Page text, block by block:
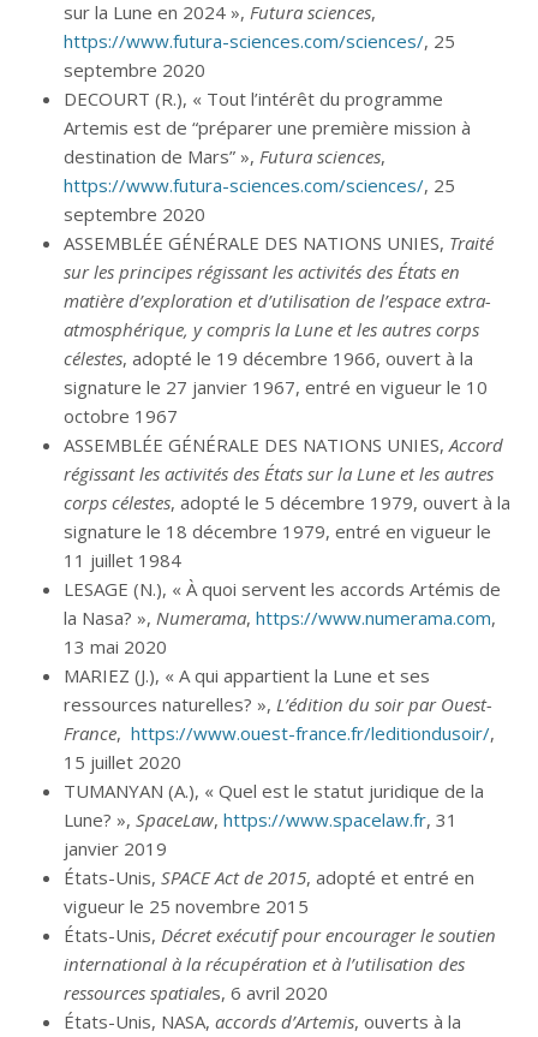
sur la Lune en 2024 », Futura sciences,
https://www.futura-sciences.com/sciences/, 25
septembre 2020
DECOURT (R.), « Tout l’intérêt du programme
Artemis est de “préparer une première mission à
destination de Mars” », Futura sciences,
https://www.futura-sciences.com/sciences/, 25
septembre 2020
ASSEMBLÉE GÉNÉRALE DES NATIONS UNIES, Traité
sur les principes régissant les activités des États en
matière d’exploration et d’utilisation de l’espace extra-
atmosphérique, y compris la Lune et les autres corps
célestes, adopté le 19 décembre 1966, ouvert à la
signature le 27 janvier 1967, entré en vigueur le 10
octobre 1967
ASSEMBLÉE GÉNÉRALE DES NATIONS UNIES,Accord
régissant les activités des États sur la Lune et les autres
corps célestes, adopté le 5 décembre 1979, ouvert à la
signature le 18 décembre 1979, entré en vigueur le
11 juillet 1984
LESAGE (N.), « À quoi servent les accords Artémis de
la Nasa? », Numerama, https://www.numerama.com,
13 mai 2020
MARIEZ (J.), « A qui appartient la Lune et ses
ressources naturelles? », L’édition du soir par Ouest-
France, https://www.ouest-france.fr/leditiondusoir/,
15 juillet 2020
TUMANYAN (A.), « Quel est le statut juridique de la
Lune? », SpaceLaw, https://www.spacelaw.fr, 31
janvier 2019
États-Unis, SPACE Act de 2015, adopté et entré en
vigueur le 25 novembre 2015
États-Unis, Décret exécutif pour encourager le soutien
international à la récupération et à l’utilisation des
ressources spatiales, 6 avril 2020
États-Unis, NASA, accords d’Artemis, ouverts à la